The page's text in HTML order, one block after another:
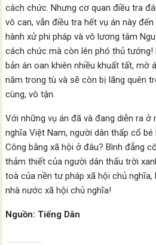
cách chức. Nhưng cơ quan điều tra
vô can, vẫn điều tra hết vụ án này
hành xử phi pháp và vô lương tâm
cách chức mà còn lên phó thủ tướng!
bản án oan khiên nhiều khuất tất,
năm trong tù và sẽ còn bị lãng quên
cùng, vô tận.
Với những vụ án đã và đang diễn ra
nghĩa Việt Nam, người dân thấp cổ
Công bằng xã hội ở đâu? Bình đẳng
thảm thiết của người dân thấu trời
toà của nền tư pháp xã hội chủ
nhà nước xã hội chủ nghĩa!
Nguồn: Tiếng Dân